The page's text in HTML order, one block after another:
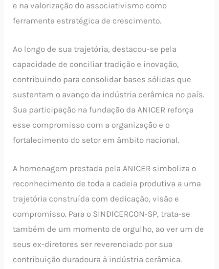
e na valorização do associativismo como
ferramenta estratégica de crescimento.
Ao longo de sua trajetória, destacou-se pela
capacidade de conciliar tradição e inovação,
contribuindo para consolidar bases sólidas que
sustentam o avanço da indústria cerâmica no país.
Sua participação na fundação da ANICER reforça
esse compromisso com a organização e o
fortalecimento do setor em âmbito nacional.
A homenagem prestada pela ANICER simboliza o
reconhecimento de toda a cadeia produtiva a uma
trajetória construída com dedicação, visão e
compromisso. Para o SINDICERCON-SP, trata-se
também de um momento de orgulho, ao ver um de
seus ex-diretores ser reverenciado por sua
contribuição duradoura à indústria cerâmica.